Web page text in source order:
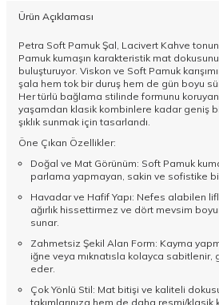
Ürün Açıklaması
Petra Soft Pamuk Şal, Lacivert Kahve
Pamuk kumaşın karakteristik mat
buluşturuyor. Viskon ve Soft Pamuk
şala hem tok bir duruş hem de gün boyu
Her türlü bağlama stilinde formunu
yaşamdan klasik kombinlere kadar geniş
şıklık sunmak için tasarlandı.
Öne Çıkan Özellikler:
Doğal ve Mat Görünüm: Soft Pamuk
parlama yapmayan, sakin ve sofistike
Havadar ve Hafif Yapı: Nefes alabilen
ağırlık hissettirmez ve dört mevsim
sunar.
Zahmetsiz Şekil Alan Form: Kayma
iğne veya mıknatısla kolayca
eder.
Çok Yönlü Stil: Mat bitişi ve kaliteli
takımlarınıza hem de daha resmi/